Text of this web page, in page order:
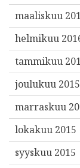
maaliskuu
helmikuu
tammikuu
joulukuu 2015
marraskuu
lokakuu 2015
syyskuu 2015